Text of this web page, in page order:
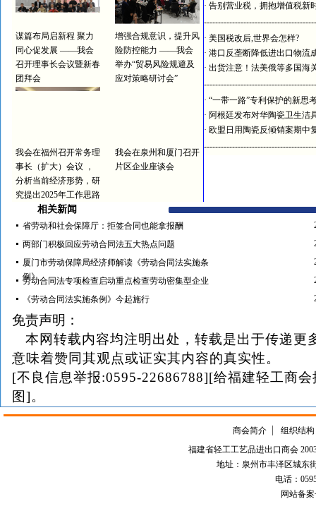
谋篇布局启新程 聚力
同心促发展 ——我会
召开理事长会议暨新春
团拜会
增强合规意识，提升风
险防控能力 ——我会
举办“贸易风险规避及
应对策略研讨会”
我会在福州召开常务理
事长（扩大）会议 ，
分析当前经济形势，研
究提出2025年工作思路
我会在泉州和厦门召开
片区企业座谈会
· 告别营业税，拥抱增值税新
· 美国税改后,世界会怎样?
· 港口反垄断降低进出口物流
· 出货注意！法美俄等多国海
· “一带一路”专利保护的新思
· 阿根廷发布对华陶瓷卫生洁
· 欧盟日用陶瓷反倾销案期中
相关新闻
省劳动和社会保障厅：拒签合同也能拿报酬
两部门积极回应劳动合同法五大热点问题
厦门市劳动保障局经济师解读《劳动合同法实施条
例》
劳动合同法专项检查启动重点检查劳动密集型企业
《劳动合同法实施条例》今起施行
免责声明：
本网转载内容均注明出处，转载是出于传递更
意味着赞同其观点或证实其内容的真实性。
[不良信息举报:0595-22686788][给福建轻工商
图]。
商会简介
组织结构
福建省轻工工艺品进出口商会
地址：泉州市丰泽区城东
电话：0595-
网站备